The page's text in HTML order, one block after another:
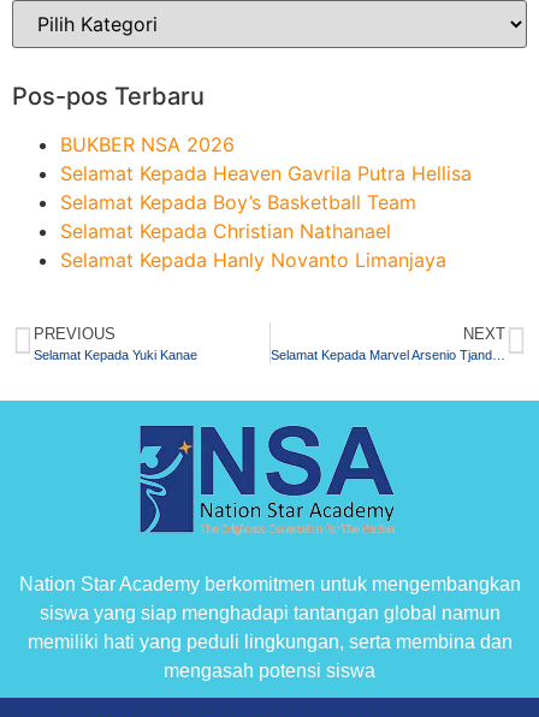
Pos-pos Terbaru
BUKBER NSA 2026
Selamat Kepada Heaven Gavrila Putra Hellisa
Selamat Kepada Boy’s Basketball Team
Selamat Kepada Christian Nathanael
Selamat Kepada Hanly Novanto Limanjaya
PREVIOUS
Selamat Kepada Yuki Kanae
NEXT
Selamat Kepada Marvel Arsenio Tjandrata
Nation Star Academy berkomitmen untuk mengembangkan
siswa yang siap menghadapi tantangan global namun
memiliki hati yang peduli lingkungan, serta membina dan
mengasah potensi siswa